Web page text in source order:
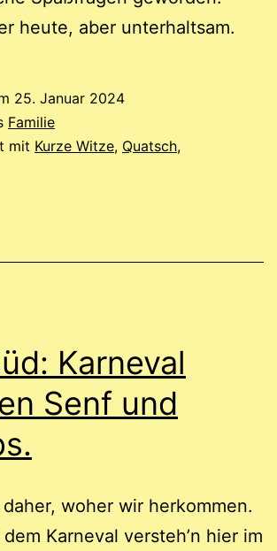
heute, aber unterhaltsam.
25. Januar 2024
Familie
mit Kurze Witze, Quatsch,
Karneval
Senf und
woher wir herkommen.
Karneval versteh’n hier im